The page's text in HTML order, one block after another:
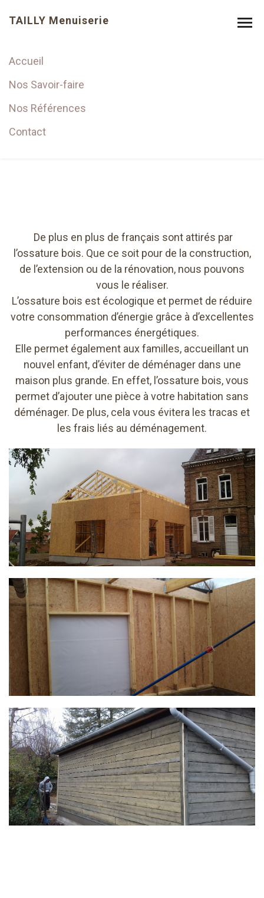
TAILLY Menuiserie
Accueil
Nos Savoir-faire
Nos Références
Contact
Extension en ossature
De plus en plus de français sont attirés par
l’ossature bois. Que ce soit pour de la construction,
de l’extension ou de la rénovation, nous pouvons
vous le réaliser.
L’ossature bois est écologique et permet de réduire
votre consommation d’énergie grâce à d’excellentes
performances énergétiques.
Elle permet également aux familles, accueillant un
nouvel enfant, d’éviter de déménager dans une
maison plus grande. En effet, l’ossature bois, vous
permet d’ajouter une pièce à votre habitation sans
déménager. De plus, cela vous évitera les tracas et
les frais liés au déménagement.